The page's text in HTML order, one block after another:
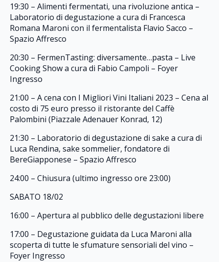
19:30 – Alimenti fermentati, una rivoluzione antica –
Laboratorio di degustazione a cura di Francesca
Romana Maroni con il fermentalista Flavio Sacco –
Spazio Affresco
20:30 – FermenTasting: diversamente…pasta – Live
Cooking Show a cura di Fabio Campoli – Foyer
Ingresso
21:00 – A cena con I Migliori Vini Italiani 2023 – Cena al
costo di 75 euro presso il ristorante del Caffè
Palombini (Piazzale Adenauer Konrad, 12)
21:30 – Laboratorio di degustazione di sake a cura di
Luca Rendina, sake sommelier, fondatore di
BereGiapponese – Spazio Affresco
24:00 – Chiusura (ultimo ingresso ore 23:00)
SABATO 18/02
16:00 – Apertura al pubblico delle degustazioni libere
17:00 – Degustazione guidata da Luca Maroni alla
scoperta di tutte le sfumature sensoriali del vino –
Foyer Ingresso